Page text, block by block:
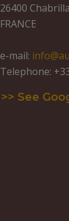
26400
FRANCE
e-mail:
Telephone:
>> See